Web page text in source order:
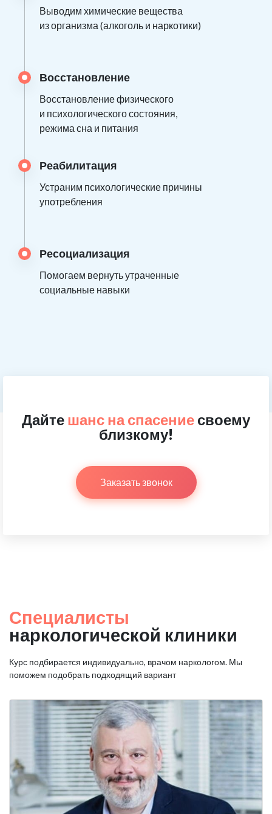
Выводим химические вещества
из организма (алкоголь и наркотики)
Восстановление
Восстановление физического
и психологического состояния,
режима сна и питания
Реабилитация
Устраним психологические причины
употребления
Ресоциализация
Помогаем вернуть утраченные
социальные навыки
Дайте шанс на спасение своему
близкому!
Заказать звонок
Специалисты
наркологической клиники
Курс подбирается индивидуально, врачом наркологом. Мы
поможем подобрать подходящий вариант